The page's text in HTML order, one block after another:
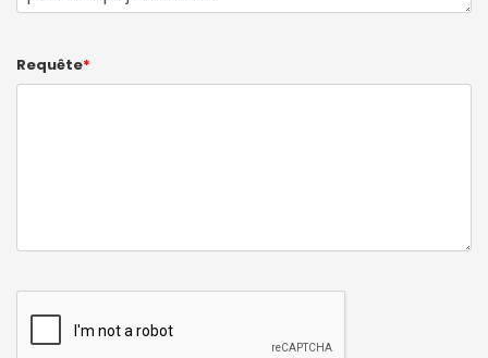
Requête*